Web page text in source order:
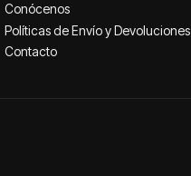
Conócenos
Políticas de Envío y Devoluciones
Contacto